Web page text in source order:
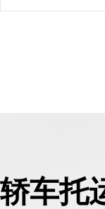
轿车托